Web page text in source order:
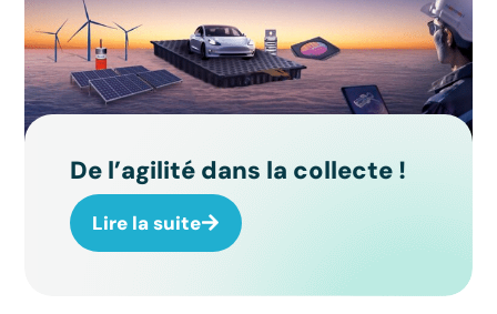
De l’agilité dans la collecte !
Lire la suite